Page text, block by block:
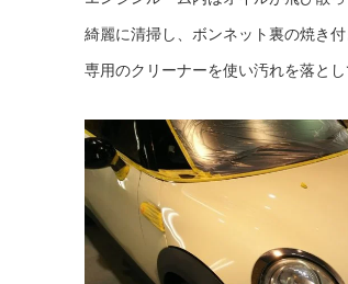
綺麗に清掃し、ボンネット裏の焼き付
専用のクリーナーを使い汚れを落とし